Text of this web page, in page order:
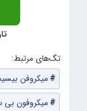
میکروفن
میکروفون بی